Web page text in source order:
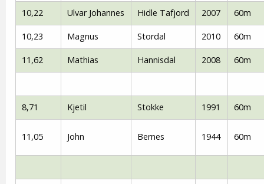
10,22 Ulvar Johannes Hidle Tafjord 2007 60m
10,23 Magnus Stordal 2010 60m
11,62 Mathias Hannisdal 2008 60m
8,71 Kjetil Stokke 1991 60m
11,05 John Bernes 1944 60m